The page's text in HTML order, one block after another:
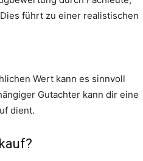
führt zu einer realistischen
Wert kann es sinnvoll
Gutachter kann dir eine
dient.